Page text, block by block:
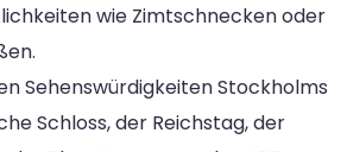
wie Zimtschnecken oder
Sehenswürdigkeiten Stockholms
Schloss, der Reichstag, der